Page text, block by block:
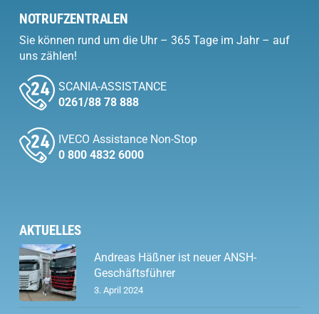
NOTRUFZENTRALEN
Sie können rund um die Uhr – 365 Tage im Jahr – auf
uns zählen!
SCANIA-ASSISTANCE
0261/88 78 888
IVECO Assistance Non-Stop
0 800 4832 6000
AKTUELLES
Andreas Häßner ist neuer ANSH-
Geschäftsführer
3. April 2024